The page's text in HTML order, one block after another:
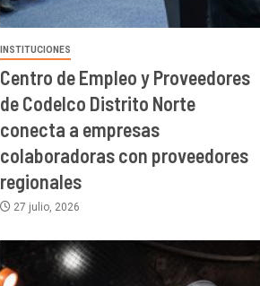
INSTITUCIONES
Centro de Empleo y Proveedores
de Codelco Distrito Norte
conecta a empresas
colaboradoras con proveedores
regionales
27 julio, 2026